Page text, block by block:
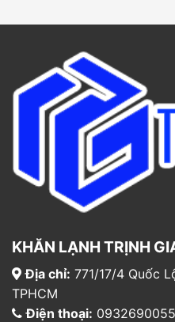
KHĂN LẠNH TRỊNH
Địa chỉ: 771/17/4 Quốc
TPHCM
Điện thoại: 0932690055